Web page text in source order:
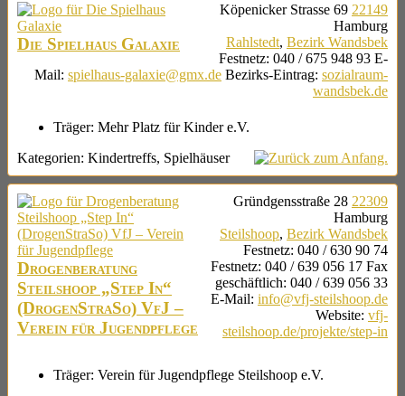
Die Spielhaus Galaxie
Köpenicker Strasse 69 22149
Hamburg
Rahlstedt, Bezirk Wandsbek
Festnetz: 040 / 675 948 93 E-
Mail: spielhaus-galaxie@gmx.de Bezirks-Eintrag: sozialraum-
wandsbek.de
Träger: Mehr Platz für Kinder e.V.
Kategorien: Kindertreffs, Spielhäuser
Drogenberatung
Steilshoop „Step In“
(DrogenStraSo) VfJ –
Verein für Jugendpflege
Gründgensstraße 28 22309
Hamburg
Steilshoop, Bezirk Wandsbek
Festnetz: 040 / 630 90 74
Festnetz: 040 / 639 056 17 Fax
geschäftlich: 040 / 639 056 33
E-Mail: info@vfj-steilshoop.de
Website: vfj-
steilshoop.de/projekte/step-in
Träger: Verein für Jugendpflege Steilshoop e.V.